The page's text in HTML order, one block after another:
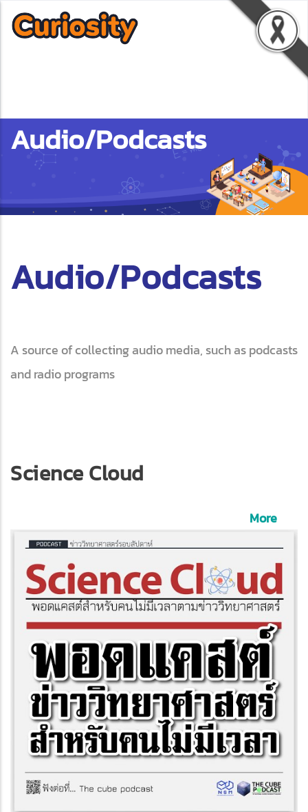
Audio/Podcasts
Audio/Podcasts
A source of collecting audio media, such as podcasts
and radio programs
Science Cloud
More